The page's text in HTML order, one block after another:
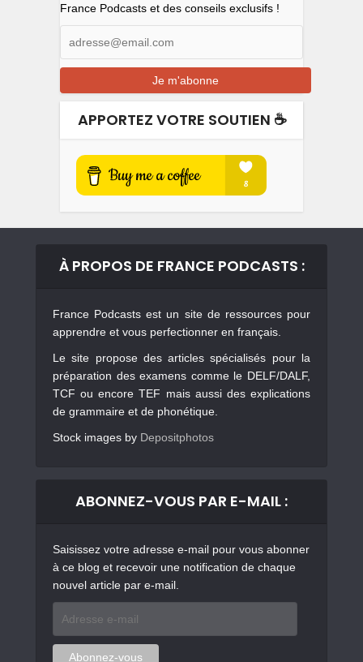
France Podcasts et des conseils exclusifs !
APPORTEZ VOTRE SOUTIEN ☕️
À PROPOS DE FRANCE PODCASTS :
France Podcasts est un site de ressources pour
apprendre et vous perfectionner en français.
Le site propose des articles spécialisés pour la
préparation des examens comme le DELF/DALF,
TCF ou encore TEF mais aussi des explications
de grammaire et de phonétique.
Stock images by Depositphotos
ABONNEZ-VOUS PAR E-MAIL :
Saisissez votre adresse e-mail pour vous abonner
à ce blog et recevoir une notification de chaque
nouvel article par e-mail.
mail
Abonnez-vous